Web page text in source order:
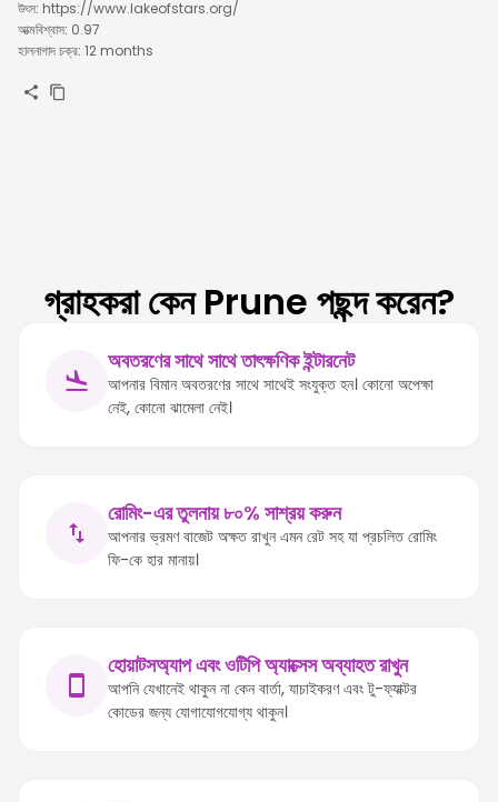
উৎস: https://www.lakeofstars.org/
আত্মবিশ্বাস: 0.97
হালনাগাদ চক্র: 12 months
গ্রাহকরা কেন Prune পছন্দ করেন?
অবতরণের সাথে সাথে তাৎক্ষণিক ইন্টারনেট
আপনার বিমান অবতরণের সাথে সাথেই সংযুক্ত হন। কোনো অপেক্ষা
নেই, কোনো ঝামেলা নেই।
রোমিং-এর তুলনায় ৮০% সাশ্রয় করুন
আপনার ভ্রমণ বাজেট অক্ষত রাখুন এমন রেট সহ যা প্রচলিত রোমিং
ফি-কে হার মানায়।
হোয়াটসঅ্যাপ এবং ওটিপি অ্যাক্সেস অব্যাহত রাখুন
আপনি যেখানেই থাকুন না কেন বার্তা, যাচাইকরণ এবং টু-ফ্যাক্টর
কোডের জন্য যোগাযোগযোগ্য থাকুন।